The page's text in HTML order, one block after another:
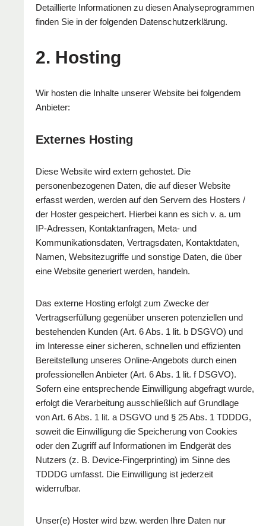
Detaillierte Informationen zu diesen Analyseprogrammen
finden Sie in der folgenden Datenschutzerklärung.
2. Hosting
Wir hosten die Inhalte unserer Website bei folgendem
Anbieter:
Externes Hosting
Diese Website wird extern gehostet. Die
personenbezogenen Daten, die auf dieser Website
erfasst werden, werden auf den Servern des Hosters /
der Hoster gespeichert. Hierbei kann es sich v. a. um
IP-Adressen, Kontaktanfragen, Meta- und
Kommunikationsdaten, Vertragsdaten, Kontaktdaten,
Namen, Websitezugriffe und sonstige Daten, die über
eine Website generiert werden, handeln.
Das externe Hosting erfolgt zum Zwecke der
Vertragserfüllung gegenüber unseren potenziellen und
bestehenden Kunden (Art. 6 Abs. 1 lit. b DSGVO) und
im Interesse einer sicheren, schnellen und effizienten
Bereitstellung unseres Online-Angebots durch einen
professionellen Anbieter (Art. 6 Abs. 1 lit. f DSGVO).
Sofern eine entsprechende Einwilligung abgefragt wurde,
erfolgt die Verarbeitung ausschließlich auf Grundlage
von Art. 6 Abs. 1 lit. a DSGVO und § 25 Abs. 1 TDDDG,
soweit die Einwilligung die Speicherung von Cookies
oder den Zugriff auf Informationen im Endgerät des
Nutzers (z. B. Device-Fingerprinting) im Sinne des
TDDDG umfasst. Die Einwilligung ist jederzeit
widerrufbar.
Unser(e) Hoster wird bzw. werden Ihre Daten nur